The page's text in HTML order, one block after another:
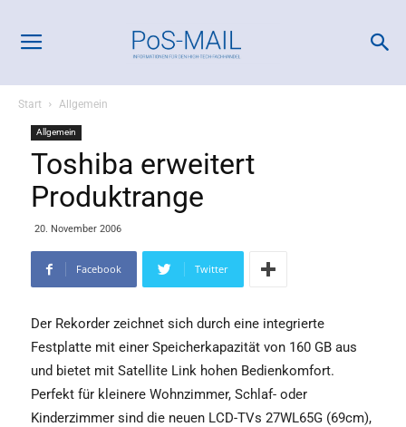
Start Allgemein
Allgemein
Toshiba erweitert
Produktrange
20. November 2006
Facebook Twitter
Der Rekorder zeichnet sich durch eine integrierte
Festplatte mit einer Speicherkapazität von 160 GB aus
und bietet mit Satellite Link hohen Bedienkomfort.
Perfekt für kleinere Wohnzimmer, Schlaf- oder
Kinderzimmer sind die neuen LCD-TVs 27WL65G (69cm),